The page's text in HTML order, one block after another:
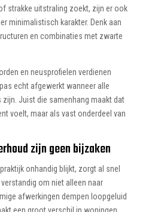
strakke uitstraling zoekt, zijn er ook
minimalistisch karakter. Denk aan
en combinaties met zwarte
en neusprofielen verdienen
echt afgewerkt wanneer alle
zijn. Juist die samenhang maakt dat
voelt, maar als vast onderdeel van
zijn geen bijzaken
onhandig blijkt, zorgt al snel
om niet alleen naar
afwerkingen dempen loopgeluid